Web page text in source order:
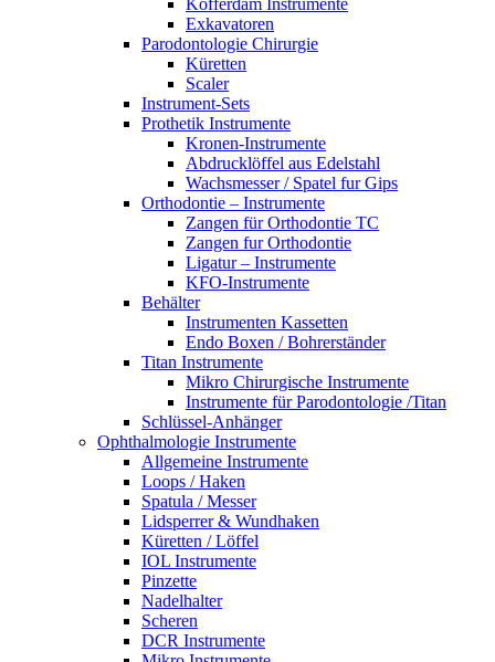
Exkavatoren
Parodontologie Chirurgie
Küretten
Scaler
Instrument-Sets
Prothetik Instrumente
Kronen-Instrumente
Abdrucklöffel aus Edelstahl
Wachsmesser / Spatel fur Gips
Orthodontie – Instrumente
Zangen für Orthodontie TC
Zangen fur Orthodontie
Ligatur – Instrumente
KFO-Instrumente
Behälter
Instrumenten Kassetten
Endo Boxen / Bohrerständer
Titan Instrumente
Mikro Chirurgische Instrumente
Instrumente für Parodontologie /Titan
Schlüssel-Anhänger
Ophthalmologie Instrumente
Allgemeine Instrumente
Loops / Haken
Spatula / Messer
Lidsperrer & Wundhaken
Küretten / Löffel
IOL Instrumente
Pinzette
Nadelhalter
Scheren
DCR Instrumente